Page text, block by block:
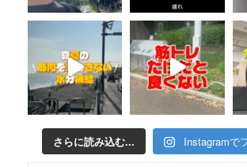
さらに読み込む... Instagramで